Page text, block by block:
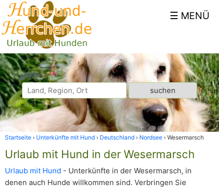
Startseite Unterkünfte mit Hund Deutschland Nordsee Wesermarsch
Urlaub mit Hund in der Wesermarsch
Urlaub mit Hund - Unterkünfte in der Wesermarsch, in
denen auch Hunde willkommen sind. Verbringen Sie